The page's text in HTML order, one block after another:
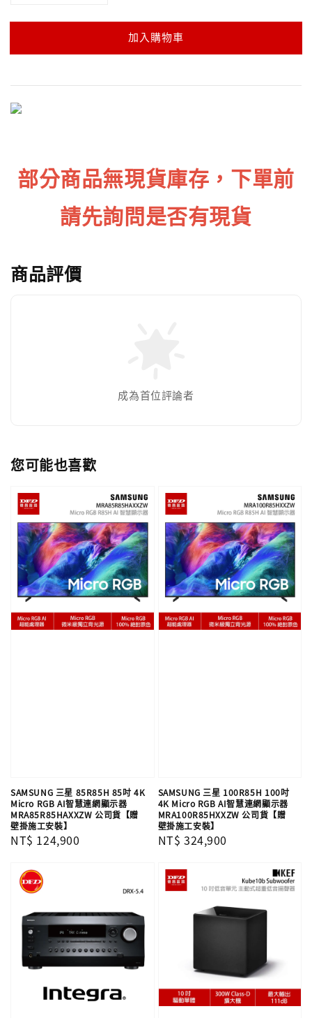
加入購物車
部分商品無現貨庫存，下單前
請先詢問是否有現貨
商品評價
成為首位評論者
您可能也喜歡
SAMSUNG 三星 85R85H 85吋 4K
Micro RGB AI智慧連網顯示器
MRA85R85HAXXZW 公司貨【贈
壁掛施工安裝】
Regular
NT$ 124,900
SAMSUNG 三星 100R85H 100吋
4K Micro RGB AI智慧連網顯示器
MRA100R85HXXZW 公司貨【贈
壁掛施工安裝】
Regular
NT$ 324,900